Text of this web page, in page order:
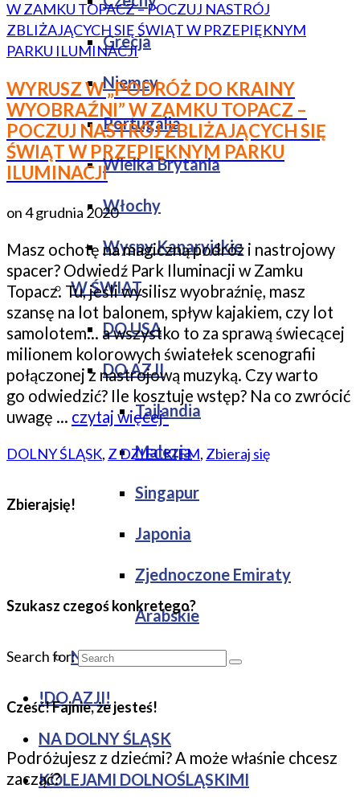
Grecja
Niemcy
Portugalia
Wielka Brytania
Włochy
Wyspy Kanaryjskie
W ŚWIAT
DO USA
DO AZJI
Tajlandia
Malezja
Singapur
Japonia
Zjednoczone Emiraty
Arabskie
NOCLEGI
!DO AZJI!
NA DOLNY ŚLĄSK
KOLEJAMI DOLNOŚLĄSKIMI
WYRUSZ W „PODRÓŻ DO KRAINY
WYOBRAŹNI” W ZAMKU TOPACZ –
POCZUJ NASTRÓJ ZBLIŻAJĄCYCH SIĘ
ŚWIĄT W PRZEPIĘKNYM PARKU
ILUMINACJI
on4 grudnia 2020
Masz ochotę na magiczną podróż i nastrojowy
spacer? Odwiedź Park Iluminacji w Zamku
Topacz. Tu, jeśli wysilisz wyobraźnię, masz
szansę na lot balonem, spływ kajakiem, czy lot
samolotem… a wszystko to za sprawą świecącej
milionem kolorowych światełek scenografii
połączonej z nastrojową muzyką. Czy warto
go odwiedzić? Ile kosztuje wstęp? Na co zwrócić
uwagę … czytaj więcej-
DOLNY ŚLĄSK, Z DZIECKIEM, Zbieraj się
Zbierajsię!
Szukasz czegoś konkretego?
Search for:
Cześć! Fajnie, że jesteś!
Podróżujesz z dziećmi? A może właśnie chcesz
zacząć?